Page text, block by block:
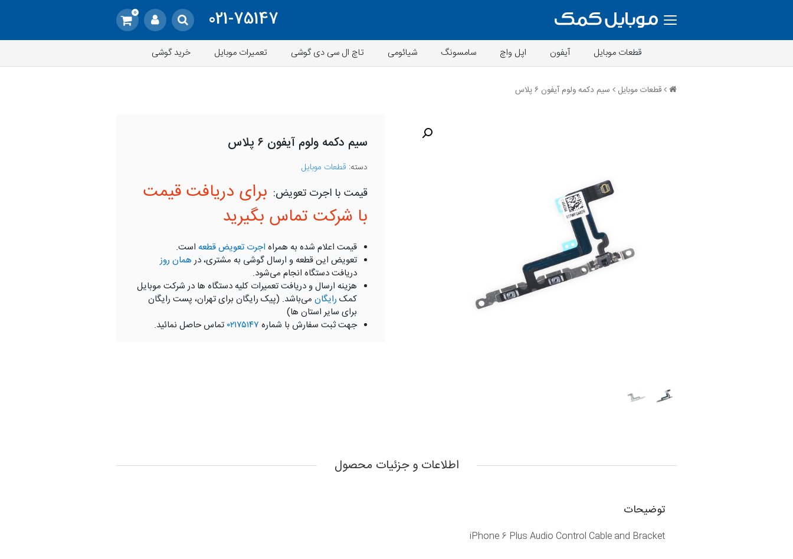
021-75147
0
قطعات موبایل آیفون اپل واچ سامسونگ شیائومی تاچ ال سی دی گوشی تعمیرات موبایل خرید گوشی
قطعات موبایل سیم دکمه ولوم آیفون ۶ پلاس
سیم دکمه ولوم آیفون ۶ پلاس
دسته: قطعات موبایل
برای دریافت قیمت
با شرکت تماس بگیرید
قیمت اعلام شده به همراه اجرت تعویض قطعه است.
تعویض این قطعه و ارسال گوشی به مشتری، درهمان روز
دریافت دستگاه انجام می‌شود.
هزینه ارسال و دریافت تعمیرات کلیه دستگاه ها در شرکت موبایل
کمک رایگان می‌باشد. (پیک رایگان برای تهران، پست رایگان
برای سایر استان ها)
جهت ثبت سفارش با شماره ۰۲۱۷۵۱۴۷ تماس حاصل نمائید.
اطلاعات و جزئیات محصول
توضیحات
iPhone 6 Plus Audio Control Cable and Bracket